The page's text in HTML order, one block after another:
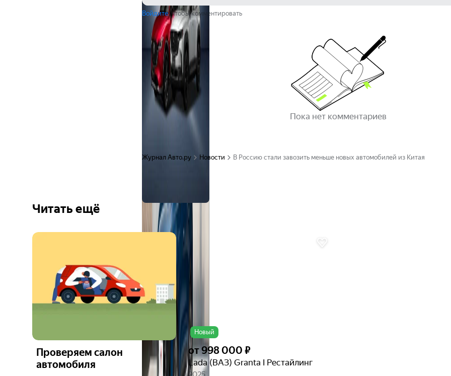
Войдите, чтобы комментировать
Пока нет комментариев
Журнал Авто.ру Новости В Россию стали завозить меньше новых автомобилей из Китая
Читать ещё
Проверяем салон
автомобиля
Новый
Ещё 3
от998 000 ₽
Lada (ВАЗ) Granta I Рестайлинг